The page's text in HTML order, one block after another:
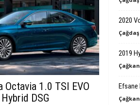
Octavia 1.0 TSI EVO
DSG
2020
Çağdaş
2019